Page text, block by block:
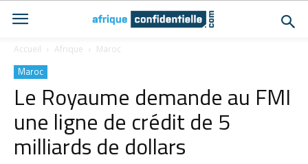
Accueil Afrique Maroc
Maroc
Le Royaume demande au FMI
une ligne de crédit de 5
milliards de dollars